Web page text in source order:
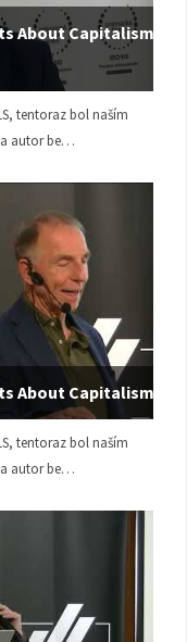
About Capitalism |
tentoraz bol naším
autor be…
About Capitalism
tentoraz bol naším
autor be…